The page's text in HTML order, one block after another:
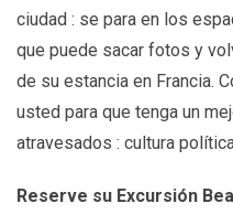
ciudad : se para en los
que puede sacar fotos y
de su estancia en Francia.
usted para que tenga un
atravesados : cultura
Reserve su Excursión